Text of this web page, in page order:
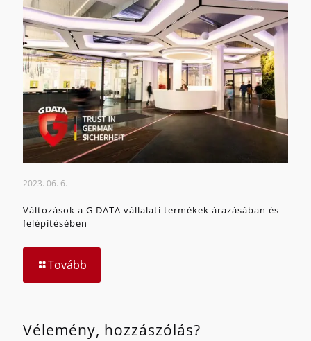
2023. 06. 6.
Változások a G DATA vállalati termékek árazásában és
felépítésében
Tovább
Vélemény, hozzászólás?